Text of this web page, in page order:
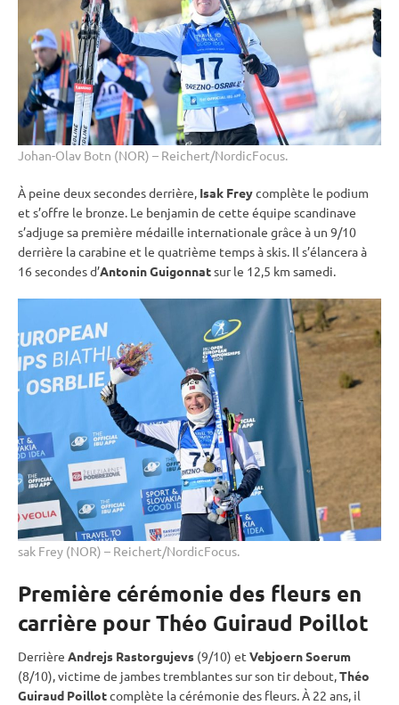
Johan-Olav Botn (NOR) – Reichert/NordicFocus.
À peine deux secondes derrière, Isak Freycomplète le podium
et s’offre le bronze. Le benjamin de cette équipe scandinave
s’adjuge sa première médaille internationale grâce à un 9/10
derrière lacarabine et le quatrième temps à skis. Il s’élancera à
16 secondes d’Antonin Guigonnatsur le 12,5 km samedi.
sak Frey (NOR) – Reichert/NordicFocus.
Première cérémonie des fleurs en
carrière pour Théo Guiraud Poillot
Derrière Andrejs Rastorgujevs (9/10) et Vebjoern Soerum
(8/10), victime de jambes tremblantes sur son tirdebout,Théo
Guiraud Poillotcomplète la cérémonie des fleurs. À 22 ans, il